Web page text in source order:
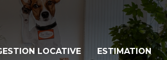
LOCATIVE ESTIMATION